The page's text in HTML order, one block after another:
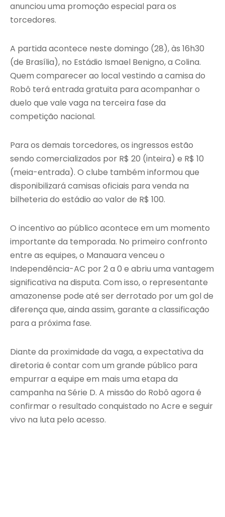
anunciou uma promoção especial para os
torcedores.
A partida acontece neste domingo (28), às 16h30
(de Brasília), no Estádio Ismael Benigno, a Colina.
Quem comparecer ao local vestindo a camisa do
Robô terá entrada gratuita para acompanhar o
duelo que vale vaga na terceira fase da
competição nacional.
Para os demais torcedores, os ingressos estão
sendo comercializados por R$ 20 (inteira) e R$ 10
(meia-entrada). O clube também informou que
disponibilizará camisas oficiais para venda na
bilheteria do estádio ao valor de R$ 100.
O incentivo ao público acontece em um momento
importante da temporada. No primeiro confronto
entre as equipes, o Manauara venceu o
Independência-AC por 2 a 0 e abriu uma vantagem
significativa na disputa. Com isso, o representante
amazonense pode até ser derrotado por um gol de
diferença que, ainda assim, garante a classificação
para a próxima fase.
Diante da proximidade da vaga, a expectativa da
diretoria é contar com um grande público para
empurrar a equipe em mais uma etapa da
campanha na Série D. A missão do Robô agora é
confirmar o resultado conquistado no Acre e seguir
vivo na luta pelo acesso.